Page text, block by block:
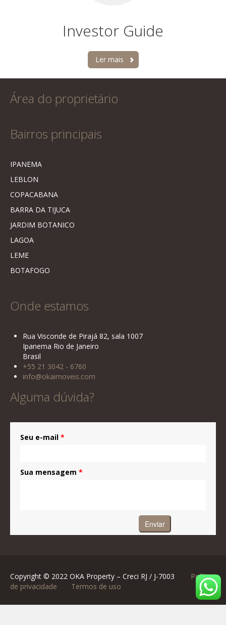
Investor Guide
Ler mais
Área do proprietário
Bairros principais
IPANEMA
LEBLON
COPACABANA
BARRA DA TIJUCA
JARDIM BOTANICO
LAGOA
LEME
BOTAFOGO
Onde estamos
Rua Visconde de Pirajá 82, sala 1007
Ipanema Rio de Janeiro
Brasil
+55 21 3042 - 6760
info@okaimoveis.com
Alguma dúvida?
Seu e-mail *
Sua mensagem *
Copyright © 2022 OKA Property – Creci RJ / J-7003
Política
de privacidade
Termos de uso